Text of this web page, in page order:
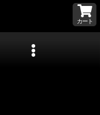
カート